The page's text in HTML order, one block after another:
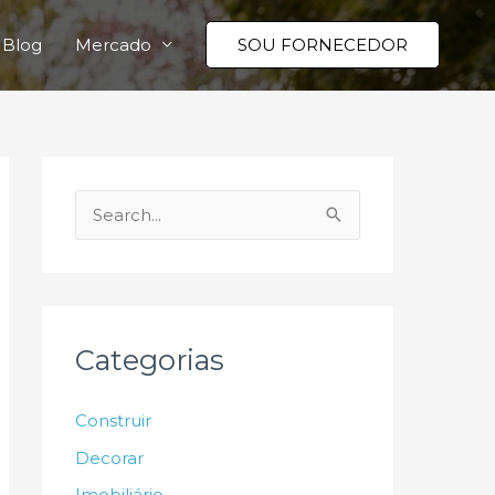
Blog Mercado SOU FORNECEDOR
e
i
r
Categorias
Construir
Decorar